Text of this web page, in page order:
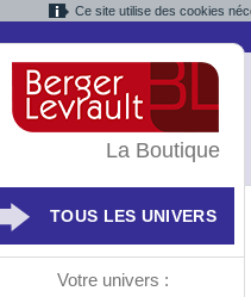
Ce site utilise des cookies
La Boutique
TOUS LES UNIVERS
Votre univers :